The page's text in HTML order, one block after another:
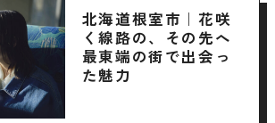
北海道根室市｜花咲
く線路の、その先へ
最東端の街で出会っ
た魅力